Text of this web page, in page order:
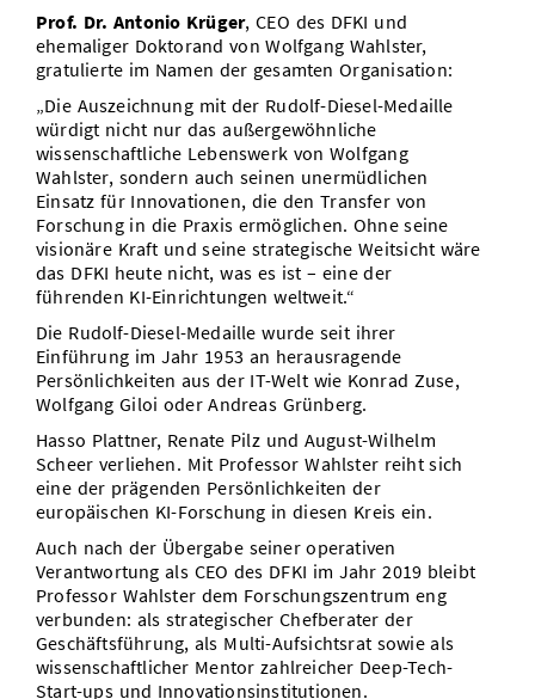
Prof. Dr. Antonio Krüger, CEO des DFKI und
ehemaliger Doktorand von Wolfgang Wahlster,
gratulierte im Namen der gesamten Organisation:
„Die Auszeichnung mit der Rudolf-Diesel-Medaille
würdigt nicht nur das außergewöhnliche
wissenschaftliche Lebenswerk von Wolfgang
Wahlster, sondern auch seinen unermüdlichen
Einsatz für Innovationen, die den Transfer von
Forschung in die Praxis ermöglichen. Ohne seine
visionäre Kraft und seine strategische Weitsicht wäre
das DFKI heute nicht, was es ist – eine der
führenden KI-Einrichtungen weltweit.“
Die Rudolf-Diesel-Medaille wurde seit ihrer
Einführung im Jahr 1953 an herausragende
Persönlichkeiten aus der IT-Welt wie Konrad Zuse,
Wolfgang Giloi oder Andreas Grünberg.
Hasso Plattner, Renate Pilz und August-Wilhelm
Scheer verliehen. Mit Professor Wahlster reiht sich
eine der prägenden Persönlichkeiten der
europäischen KI-Forschung in diesen Kreis ein.
Auch nach der Übergabe seiner operativen
Verantwortung als CEO des DFKI im Jahr 2019 bleibt
Professor Wahlster dem Forschungszentrum eng
verbunden: als strategischer Chefberater der
Geschäftsführung, als Multi-Aufsichtsrat sowie als
wissenschaftlicher Mentor zahlreicher Deep-Tech-
Start-ups und Innovationsinstitutionen.